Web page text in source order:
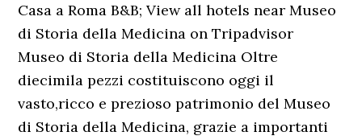
Casa a Roma B&B; View all hotels near Museo
di Storia della Medicina on Tripadvisor
Museo di Storia della Medicina Oltre
diecimila pezzi costituiscono oggi il
vasto,ricco e prezioso patrimonio del Museo
di Storia della Medicina, grazie a importanti